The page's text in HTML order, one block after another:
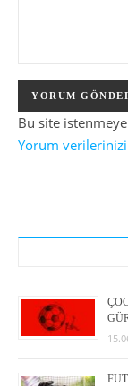
Bu site
Yorum